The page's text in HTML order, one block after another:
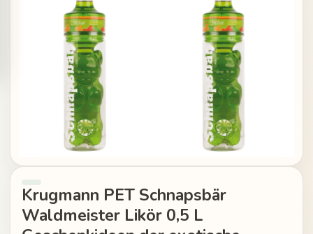
Krugmann PET Schnapsbär
Waldmeister Likör 0,5 L